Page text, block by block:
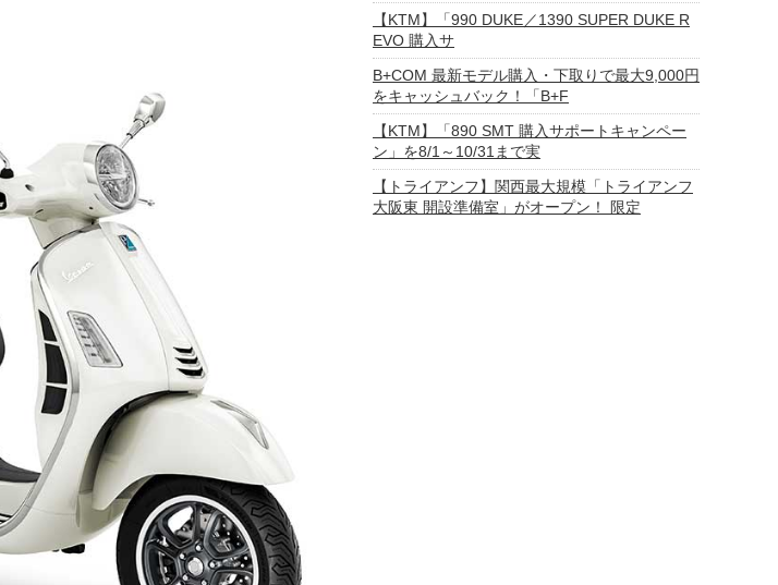
【KTM】「990 DUKE／1390 SUPER DUKE R
EVO 購入サ
B+COM 最新モデル購入・下取りで最大9,000円
をキャッシュバック！「B+F
【KTM】「890 SMT 購入サポートキャンペー
ン」を8/1～10/31まで実
【トライアンフ】関西最大規模「トライアンフ
大阪東 開設準備室」がオープン！ 限定